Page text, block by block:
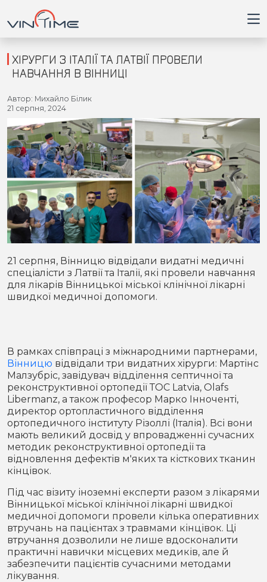
Головна
Війна
Новини
Кримінал
Здоров'я
Приватна думка
В кулуарах
Місто
Життя
Конфлікти
Партнери
Спорт
Спорт
Футбол
Контакти
Підписатись на нас у Telegram
ХІРУРГИ З ІТАЛІЇ ТА ЛАТВІЇ ПРОВЕЛИ
НАВЧАННЯ В ВІННИЦІ
Автор: Михайло Білик
21 серпня, 2024
21 серпня, Вінницю відвідали видатні медичні
спеціалісти з Латвії та Італії, які провели навчання
для лікарів Вінницької міської клінічної лікарні
швидкої медичної допомоги.
В рамках співпраці з міжнародними партнерами,
Вінницю відвідали три видатних хірурги: Мартінс
Малзубріс, завідувач відділення септичної та
реконструктивної ортопедії ТОС Latvia, Olafs
Libermanz, а також професор Марко Інноченті,
директор ортопластичного відділення
ортопедичного інституту Різоллі (Італія). Всі вони
мають великий досвід у впровадженні сучасних
методик реконструктивної ортопедії та
відновлення дефектів м'яких та кісткових тканин
кінцівок.
Під час візиту іноземні експерти разом з лікарями
Вінницької міської клінічної лікарні швидкої
медичної допомоги провели кілька оперативних
втручань на пацієнтах з травмами кінцівок. Ці
втручання дозволили не лише вдосконалити
практичні навички місцевих медиків, але й
забезпечити пацієнтів сучасними методами
лікування.